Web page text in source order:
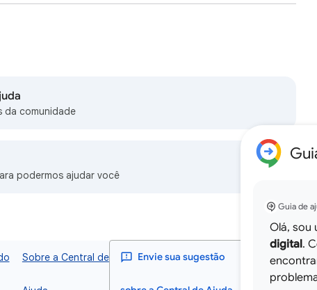
da comunidade
podermos ajudar você
Sobre a Central de Envie sua sugestão
Guia de
Olá, sou
digital.